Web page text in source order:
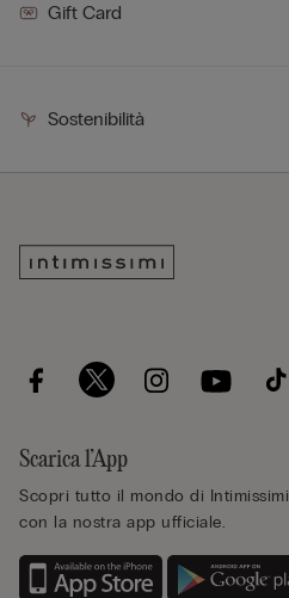
Gift Card
Sostenibilità
Scarica l’App
Scopri tutto il mondo di Intimissimi
con la nostra app ufficiale.